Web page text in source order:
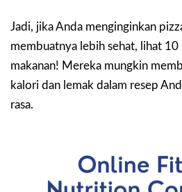
Jadi, jika Anda menginginkan
membuatnya lebih sehat, lihat
makanan! Mereka mungkin
kalori dan lemak dalam resep
rasa.